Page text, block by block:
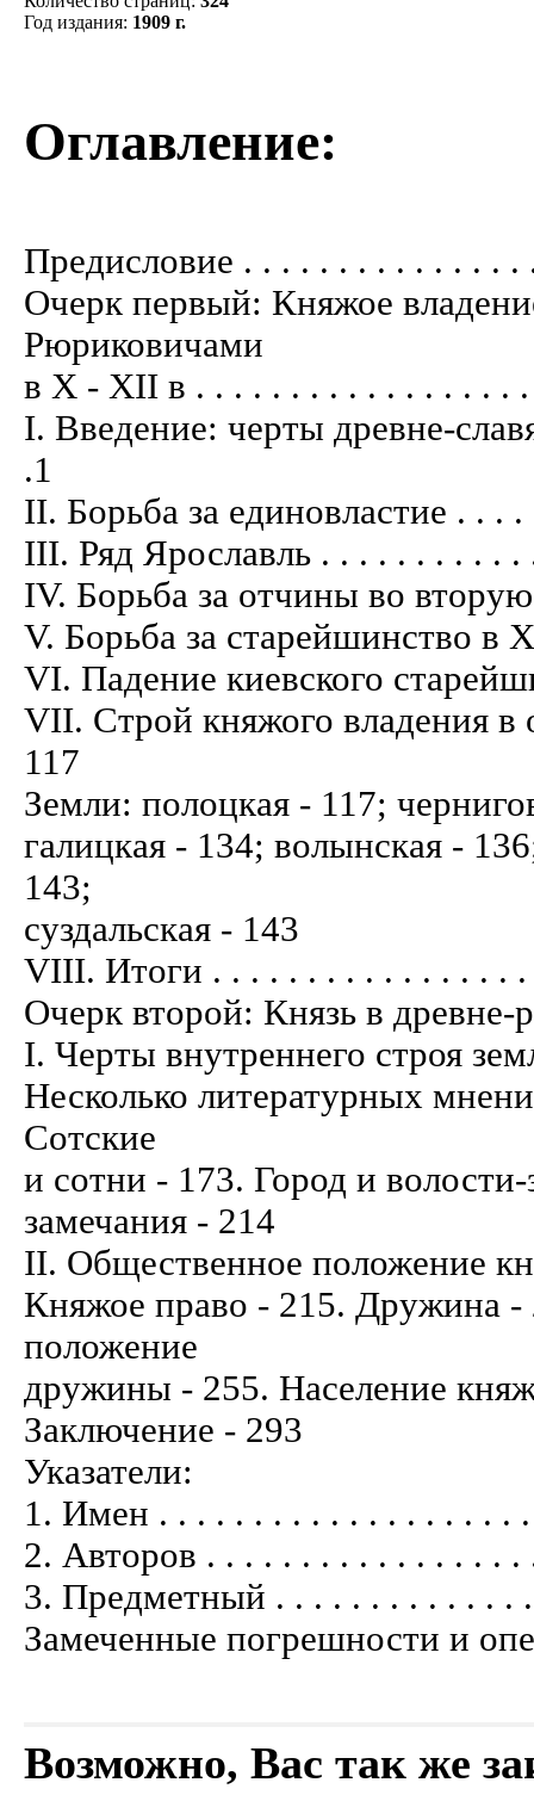
Год издания: 1909 г.
Оглавление:
Предисловие . . . . . . . . . . . . . .
Очерк первый: Княжое
Рюриковичами
в X - XII в . . . . . . . . . . . . . . . . .
I. Введение: черты древне-
.1
II. Борьба за единовластие . . .
III. Ряд Ярославль . . . . . . . . . .
IV. Борьба за отчины во
V. Борьба за старейшинство в
VI. Падение киевского
VII. Строй княжого владения в
117
Земли: полоцкая - 117;
галицкая - 134; волынская -
143;
суздальская - 143
VIII. Итоги . . . . . . . . . . . . . . . .
Очерк второй: Князь в древне-
I. Черты внутреннего строя
Несколько литературных
Сотские
и сотни - 173. Город и
замечания - 214
II. Общественное положение
Княжое право - 215. Дружина
положение
дружины - 255. Население
Заключение - 293
Указатели:
1. Имен . . . . . . . . . . . . . . . . . . .
2. Авторов . . . . . . . . . . . . . . . .
3. Предметный . . . . . . . . . . . . .
Замеченные погрешности и
Возможно, Вас так же